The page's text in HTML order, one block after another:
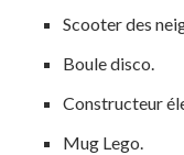
Scooter des
Boule disco.
Constructeur
Mug Lego.